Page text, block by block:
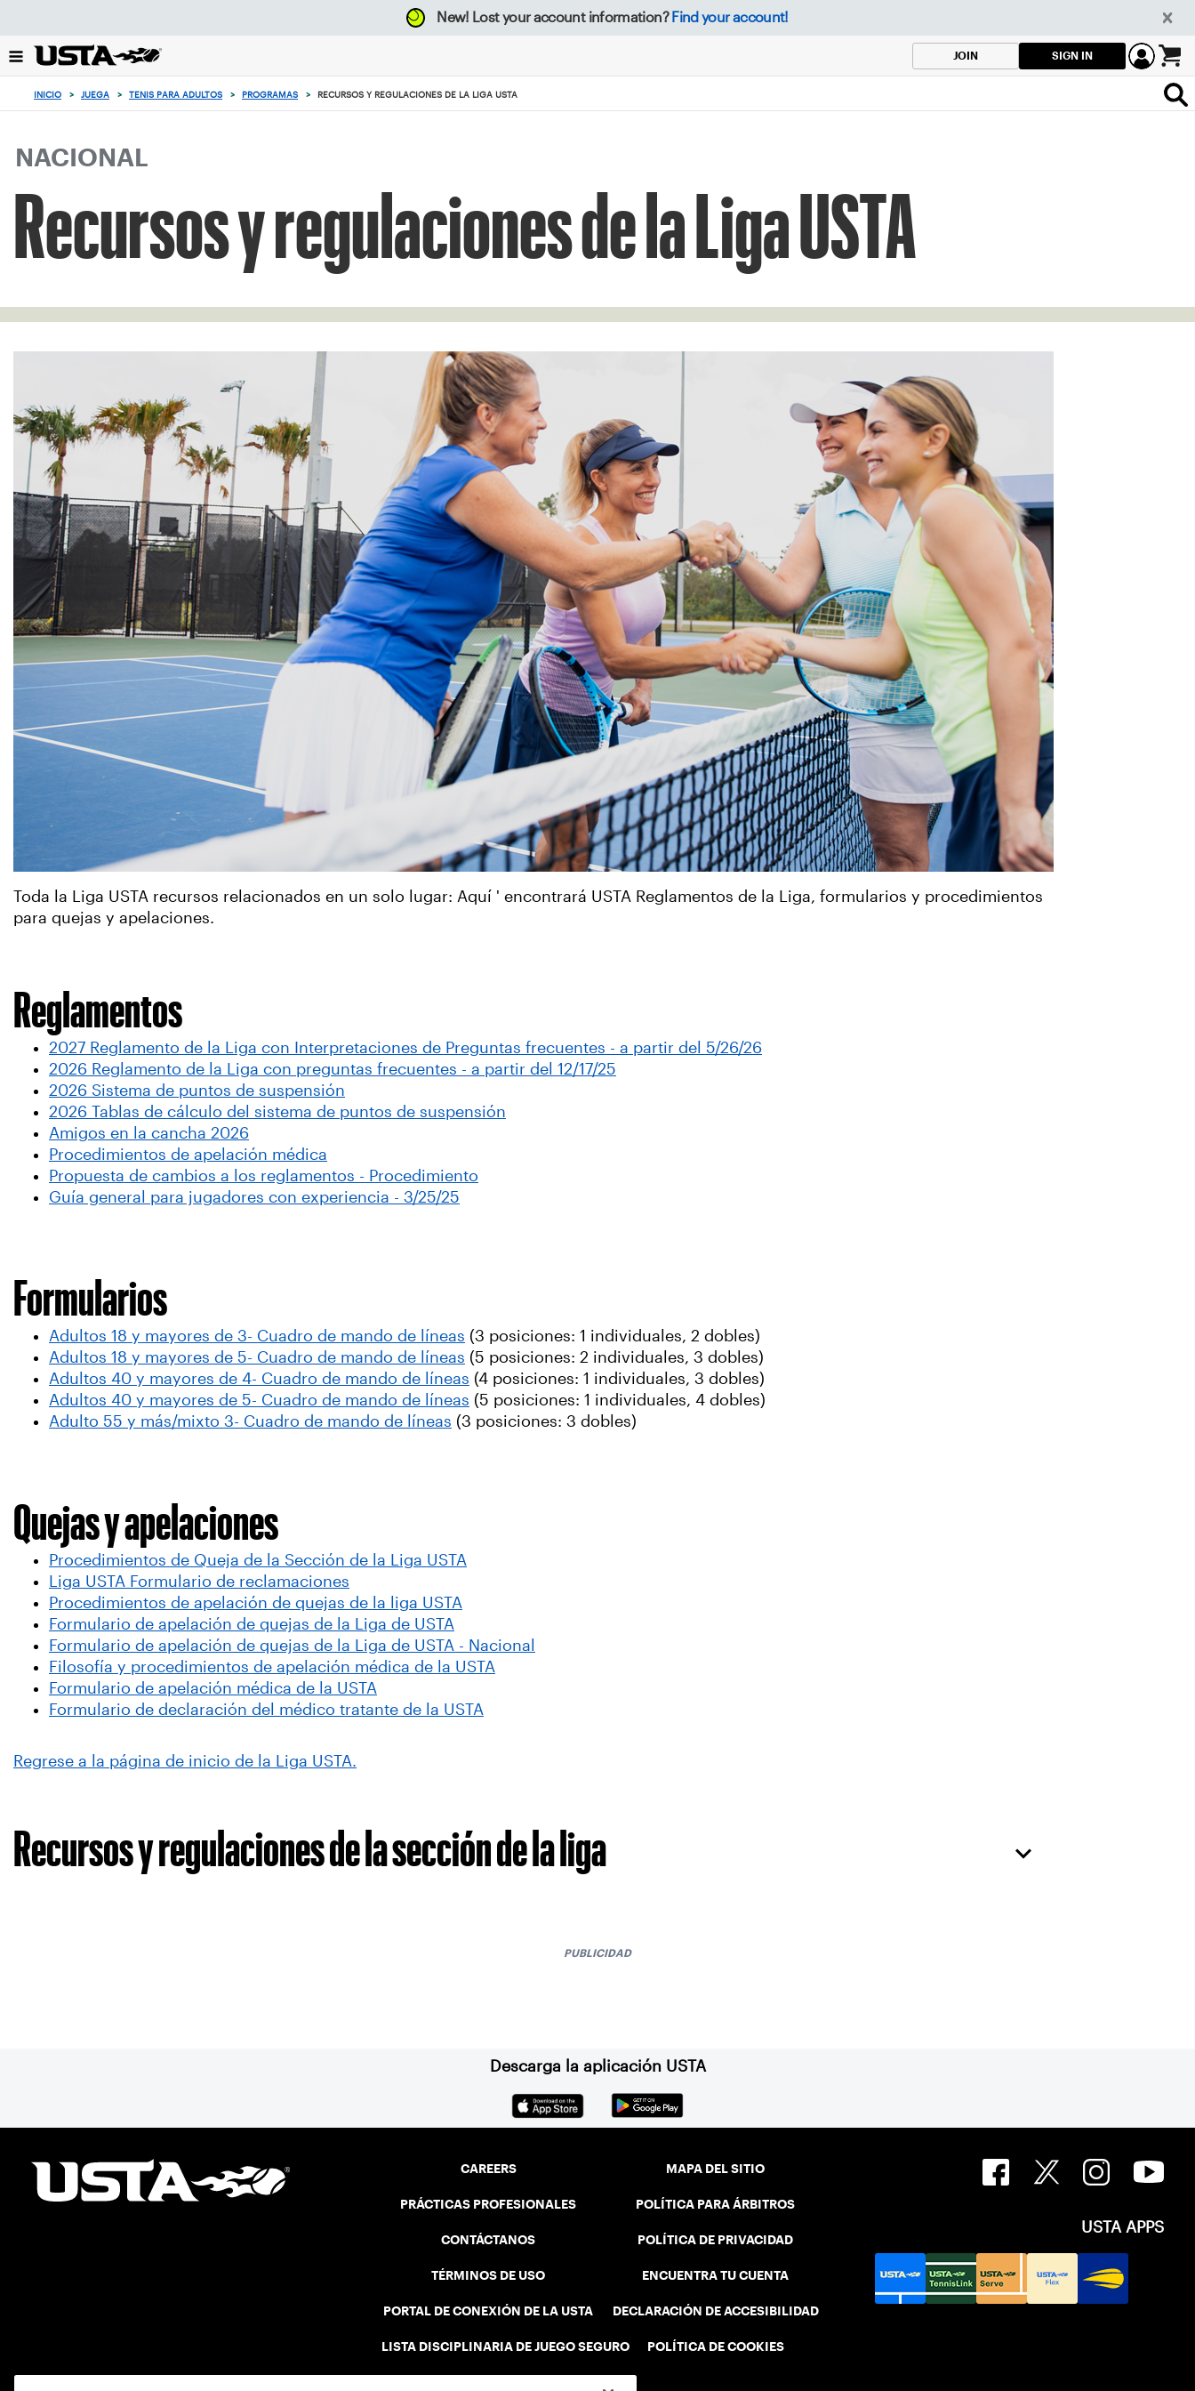
el
botón
principio
New! Lost your account information? Find your account!
JOIN SIGN IN
0
artículos
en
carrito
INICIO > JUEGA > TENIS PARA ADULTOS > PROGRAMAS > RECURSOS Y REGULACIONES DE LA LIGA USTA
NACIONAL
Recursos y regulaciones de la Liga USTA
Toda la Liga USTA recursos relacionados en un solo lugar: Aquí ' encontrará USTA Reglamentos de la Liga, formularios y procedimientos
para quejas y apelaciones.
Reglamentos
2027 Reglamento de la Liga con Interpretaciones de Preguntas frecuentes - a partir del 5/26/26
2026 Reglamento de la Liga con preguntas frecuentes - a partir del 12/17/25
2026 Sistema de puntos de suspensión
2026 Tablas de cálculo del sistema de puntos de suspensión
Amigos en la cancha 2026
Procedimientos de apelación médica
Propuesta de cambios a los reglamentos - Procedimiento
Guía general para jugadores con experiencia - 3/25/25
Formularios
Adultos 18 y mayores de 3- Cuadro de mando de líneas (3 posiciones: 1 individuales, 2 dobles)
Adultos 18 y mayores de 5- Cuadro de mando de líneas (5 posiciones: 2 individuales, 3 dobles)
Adultos 40 y mayores de 4- Cuadro de mando de líneas (4 posiciones: 1 individuales, 3 dobles)
Adultos 40 y mayores de 5- Cuadro de mando de líneas (5 posiciones: 1 individuales, 4 dobles)
Adulto 55 y más/mixto 3- Cuadro de mando de líneas (3 posiciones: 3 dobles)
Quejas y apelaciones
Procedimientos de Queja de la Sección de la Liga USTA
Liga USTA Formulario de reclamaciones
Procedimientos de apelación de quejas de la liga USTA
Formulario de apelación de quejas de la Liga de USTA
Formulario de apelación de quejas de la Liga de USTA - Nacional
Filosofía y procedimientos de apelación médica de la USTA
Formulario de apelación médica de la USTA
Formulario de declaración del médico tratante de la USTA
Regrese a la página de inicio de la Liga USTA.
Recursos y regulaciones de la sección de la liga
PUBLICIDAD
Descarga la aplicación USTA
CAREERS
PRÁCTICAS PROFESIONALES
CONTÁCTANOS
TÉRMINOS DE USO
PORTAL DE CONEXIÓN DE LA USTA
LISTA DISCIPLINARIA DE JUEGO SEGURO
MAPA DEL SITIO
POLÍTICA PARA ÁRBITROS
POLÍTICA DE PRIVACIDAD
ENCUENTRA TU CUENTA
DECLARACIÓN DE ACCESIBILIDAD
POLÍTICA DE COOKIES
USTA APPS